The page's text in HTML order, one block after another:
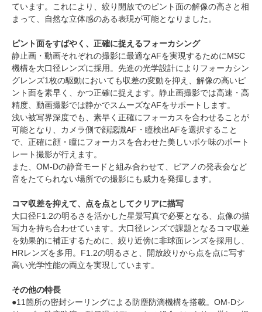
ています。これにより、絞り開放でのピント面の解像の高さと相
まって、自然な立体感のある表現が可能となりました。
ピント面をすばやく、正確に捉えるフォーカシング
静止画・動画それぞれの撮影に最適なAFを実現するためにMSC
機構を大口径レンズに採用。先進の光学設計によりフォーカシン
グレンズ1枚の駆動においても収差の変動を抑え、解像の高いピ
ント面を素早く、かつ正確に捉えます。静止画撮影では高速・高
精度、動画撮影では静かでスムーズなAFをサポートします。
浅い被写界深度でも、素早く正確にフォーカスを合わせることが
可能となり、カメラ側で顔認識AF・瞳検出AFを選択すること
で、正確に顔・瞳にフォーカスを合わせた美しいボケ味のポート
レート撮影が行えます。
また、OM-Dの静音モードと組み合わせて、ピアノの発表会など
音をたてられない場所での撮影にも威力を発揮します。
コマ収差を抑えて、点を点としてクリアに描写
大口径F1.2の明るさを活かした星景写真で必要となる、点像の描
写力を持ち合わせています。大口径レンズで課題となるコマ収差
を効果的に補正するために、絞り近傍に非球面レンズを採用し、
HRレンズを多用。F1.2の明るさと、開放絞りから点を点に写す
高い光学性能の両立を実現しています。
その他の特長
●11箇所の密封シーリングによる防塵防滴機構を搭載。OM-Dシ